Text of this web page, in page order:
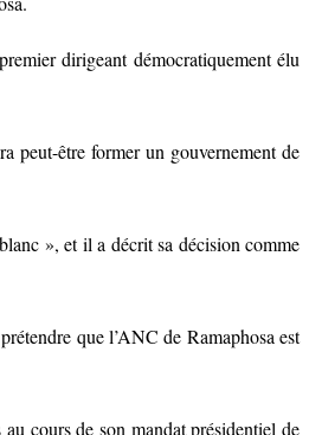
dirigeant démocratiquement élu
peut-être former un gouvernement de
», et il a décrit sa décision comme
que l’ANC de Ramaphosa est
cours de son mandat présidentiel de